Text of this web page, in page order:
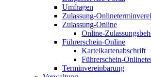
Umfragen
Zulassung-
Zulassung-Online
Online-
Führerschein-Online
Karteikartenabschrift
Führerschein-
Terminvereinbarung